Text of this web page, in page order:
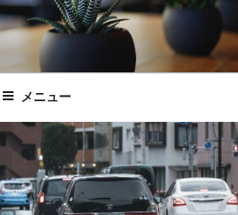
メニュー